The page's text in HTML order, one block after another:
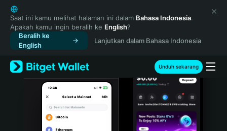
English
日本語
Tiếng Việt
Русский
Español (Latinoamérica)
Türkçe
Italiano
Saat ini kamu melihat halaman ini dalam Bahasa Indonesia.
Apakah kamu ingin beralih ke English?
Beralih ke
English
Lanjutkan dalam Bahasa Indonesia
Unduh sekarang